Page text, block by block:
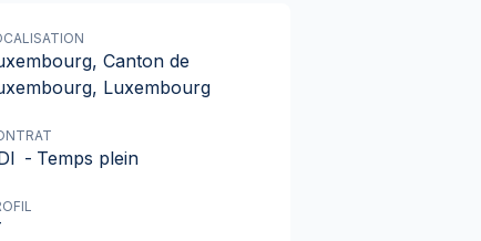
Canton de
Luxembourg
- Temps plein